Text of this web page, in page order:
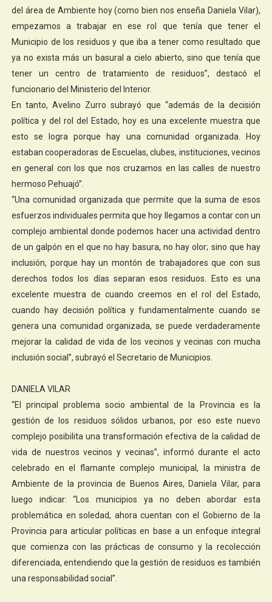
del área de Ambiente hoy (como bien nos enseña Daniela Vilar),
empezamos a trabajar en ese rol que tenía que tener el
Municipio de los residuos y que iba a tener como resultado que
ya no exista más un basural a cielo abierto, sino que tenía que
tener un centro de tratamiento de residuos”, destacó el
funcionario del Ministerio del Interior.
En tanto, Avelino Zurro subrayó que “además de la decisión
política y del rol del Estado, hoy es una excelente muestra que
esto se logra porque hay una comunidad organizada. Hoy
estaban cooperadoras de Escuelas, clubes, instituciones, vecinos
en general con los que nos cruzamos en las calles de nuestro
hermoso Pehuajó”.
“Una comunidad organizada que permite que la suma de esos
esfuerzos individuales permita que hoy llegamos a contar con un
complejo ambiental donde podemos hacer una actividad dentro
de un galpón en el que no hay basura, no hay olor; sino que hay
inclusión, porque hay un montón de trabajadores que con sus
derechos todos los días separan esos residuos. Esto es una
excelente muestra de cuando creemos en el rol del Estado,
cuando hay decisión política y fundamentalmente cuando se
genera una comunidad organizada, se puede verdaderamente
mejorar la calidad de vida de los vecinos y vecinas con mucha
inclusión social”, subrayó el Secretario de Municipios.
DANIELA VILAR
“El principal problema socio ambiental de la Provincia es la
gestión de los residuos sólidos urbanos, por eso este nuevo
complejo posibilita una transformación efectiva de la calidad de
vida de nuestros vecinos y vecinas”, informó durante el acto
celebrado en el flamante complejo municipal, la ministra de
Ambiente de la provincia de Buenos Aires, Daniela Vilar, para
luego indicar: “Los municipios ya no deben abordar esta
problemática en soledad, ahora cuentan con el Gobierno de la
Provincia para articular políticas en base a un enfoque integral
que comienza con las prácticas de consumo y la recolección
diferenciada, entendiendo que la gestión de residuos es también
una responsabilidad social”.